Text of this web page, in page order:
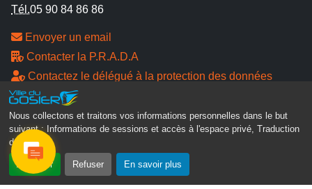
Nous collectons et traitons vos informations personnelles dans le but
suivant :
Informations de sessions et accès à l'espace privé, Traduction
des pages .
Accepter Refuser En savoir plus
Tél.05 90 84 86 86
Envoyer un email
Contacter la P.R.A.D.A
Contactez le délégué à la protection des données
personnelles - D.P.O
Suivez-nous